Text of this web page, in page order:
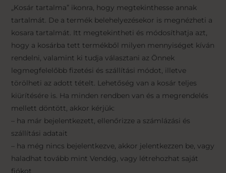
„Kosár tartalma” ikonra, hogy megtekinthesse annak
tartalmát. De a termék belehelyezésekor is megnézheti a
kosara tartalmát. Itt megtekintheti és módosíthatja azt,
hogy a kosárba tett termékből milyen mennyiséget kíván
rendelni, valamint ki tudja választani az Önnek
legmegfelelőbb fizetési és szállítási módot, illetve
törölheti az adott tételt. Lehetőség van a kosár teljes
kiürítésére is. Ha minden rendben van és a megrendelés
mellett döntött, akkor kérjük:
– ha már bejelentkezett, ellenőrizze a számlázási és
szállítási adatait
– ha még nincs bejelentkezve, akkor jelentkezzen be, vagy
haladhat tovább mint Vendég, vagy létrehozhat saját
fiókot